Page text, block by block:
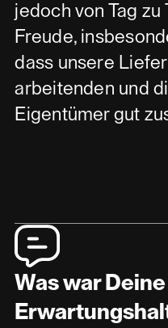
jedoch von Tag zu
Freude,
dass unsere
arbeitenden und
Eigentümer gut
Was war Deine